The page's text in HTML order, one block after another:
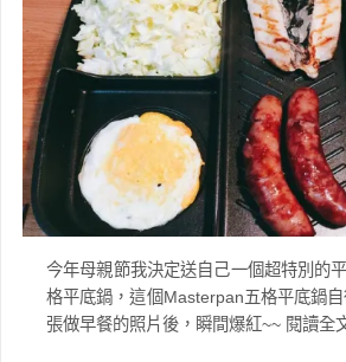
今年母親節我決定送自己一個超特別的
格平底鍋，這個Masterpan五格平底鍋
張做早餐的照片後，瞬間爆紅~~ 閱讀全